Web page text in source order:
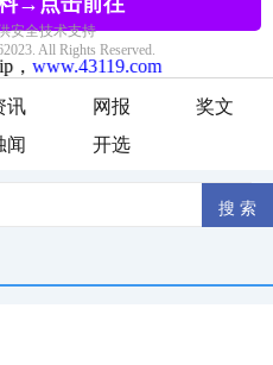
讯 网报
奖文
闻 开选